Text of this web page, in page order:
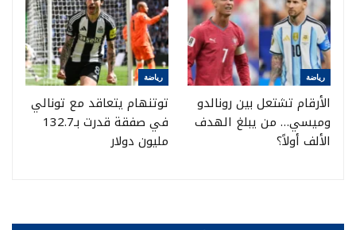
رياضة
الأرقام تشتعل بين رونالدو
وميسي… من يبلغ الهدف
الألف أولاً؟
رياضة
توتنهام يتعاقد مع تونالي
في صفقة قدرت بـ132.7
مليون دولار